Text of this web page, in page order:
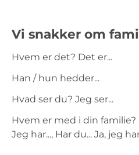
Vi snakker om
Hvem er det? Det er...
Han / hun hedder...
Hvad ser du? Jeg ser...
Hvem er med i din familie?
Jeg har..., Har du... Ja, jeg